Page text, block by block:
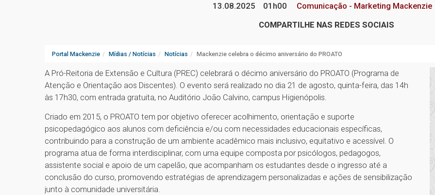
13.08.2025
01h00
Comunicação - Marketing Mackenzie
COMPARTILHE NAS REDES SOCIAIS
Portal Mackenzie Mídias / Notícias Notícias Mackenzie celebra o décimo aniversário do PROATO
A Pró-Reitoria de Extensão e Cultura (PREC) celebrará o décimo aniversário do PROATO (Programa de
Atenção e Orientação aos Discentes). O evento será realizado no dia 21 de agosto, quinta-feira, das 14h
às 17h30, com entrada gratuita, no Auditório João Calvino, campus Higienópolis.
Criado em 2015, o PROATO tem por objetivo oferecer acolhimento, orientação e suporte
psicopedagógico aos alunos com deficiência e/ou com necessidades educacionais específicas,
contribuindo para a construção de um ambiente acadêmico mais inclusivo, equitativo e acessível. O
programa atua de forma interdisciplinar, com uma equipe composta por psicólogos, pedagogos,
assistente social e apoio de um capelão, que acompanham os estudantes desde o ingresso até a
conclusão do curso, promovendo estratégias de aprendizagem personalizadas e ações de sensibilização
junto à comunidade universitária.